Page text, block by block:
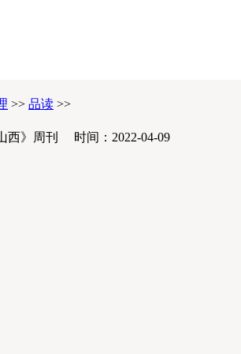
>> 品读 >>
西》周刊 时间：2022-04-09